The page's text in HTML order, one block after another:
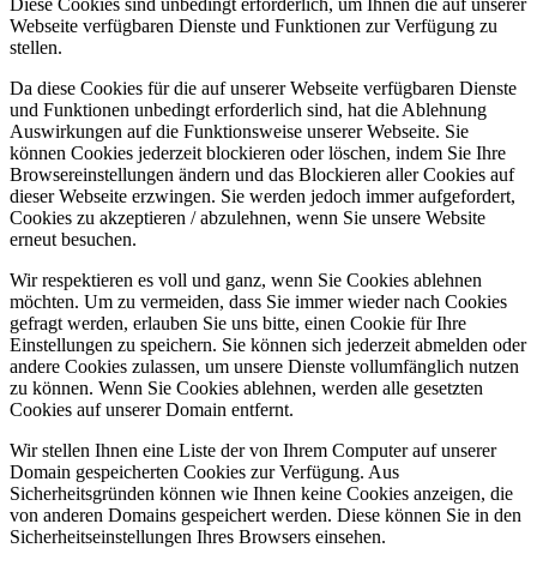
Diese Cookies sind unbedingt erforderlich, um Ihnen die auf unserer
Webseite verfügbaren Dienste und Funktionen zur Verfügung zu
stellen.
Da diese Cookies für die auf unserer Webseite verfügbaren Dienste
und Funktionen unbedingt erforderlich sind, hat die Ablehnung
Auswirkungen auf die Funktionsweise unserer Webseite. Sie
können Cookies jederzeit blockieren oder löschen, indem Sie Ihre
Browsereinstellungen ändern und das Blockieren aller Cookies auf
dieser Webseite erzwingen. Sie werden jedoch immer aufgefordert,
Cookies zu akzeptieren / abzulehnen, wenn Sie unsere Website
erneut besuchen.
Wir respektieren es voll und ganz, wenn Sie Cookies ablehnen
möchten. Um zu vermeiden, dass Sie immer wieder nach Cookies
gefragt werden, erlauben Sie uns bitte, einen Cookie für Ihre
Einstellungen zu speichern. Sie können sich jederzeit abmelden oder
andere Cookies zulassen, um unsere Dienste vollumfänglich nutzen
zu können. Wenn Sie Cookies ablehnen, werden alle gesetzten
Cookies auf unserer Domain entfernt.
Wir stellen Ihnen eine Liste der von Ihrem Computer auf unserer
Domain gespeicherten Cookies zur Verfügung. Aus
Sicherheitsgründen können wie Ihnen keine Cookies anzeigen, die
von anderen Domains gespeichert werden. Diese können Sie in den
Sicherheitseinstellungen Ihres Browsers einsehen.